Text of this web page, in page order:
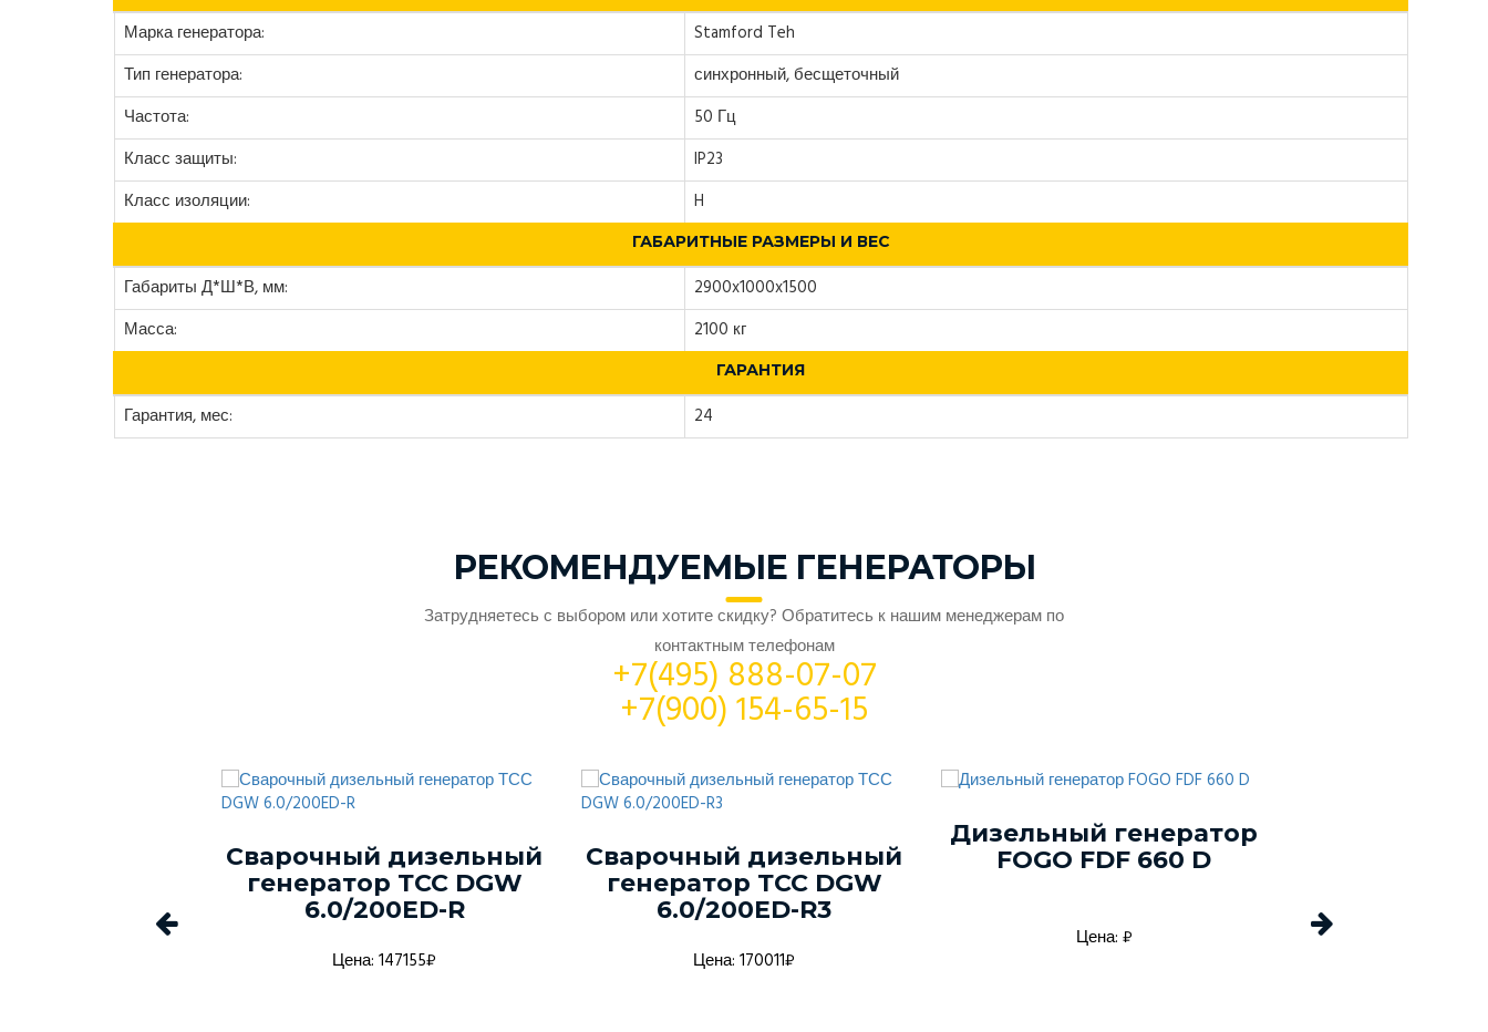
Марка генератора:
Stamford Teh
Тип генератора:
синхронный, бесщеточный
Частота:
50 Гц
Класс защиты:
IP23
Класс изоляции:
H
ГАБАРИТНЫЕ РАЗМЕРЫ И ВЕС
Габариты Д*Ш*В, мм:
2900x1000x1500
Масса:
2100 кг
ГАРАНТИЯ
Гарантия, мес: 24
РЕКОМЕНДУЕМЫЕ ГЕНЕРАТОРЫ
Затрудняетесь с выбором или хотите скидку? Обратитесь к нашим менеджерам по
контактным телефонам
+7(495) 888-07-07
+7(900) 154-65-15
Сварочный дизельный
генератор ТСС DGW
6.0/200ED-R
Цена: 147155₽
Сварочный дизельный
генератор ТСС DGW
6.0/200ED-R3
Цена: 170011₽
Дизельный генератор
FOGO FDF 660 D
Цена: ₽